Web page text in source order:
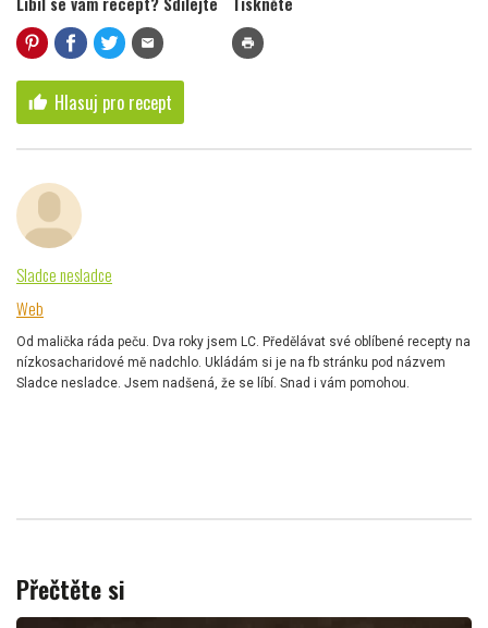
mail print
thumb_up Hlasuj pro recept
Sladce nesladce
Web
Od malička ráda peču. Dva roky jsem LC. Předělávat své oblíbené recepty na
nízkosacharidové mě nadchlo. Ukládám si je na fb stránku pod názvem
Sladce nesladce. Jsem nadšená, že se líbí. Snad i vám pomohou.
Přečtěte si